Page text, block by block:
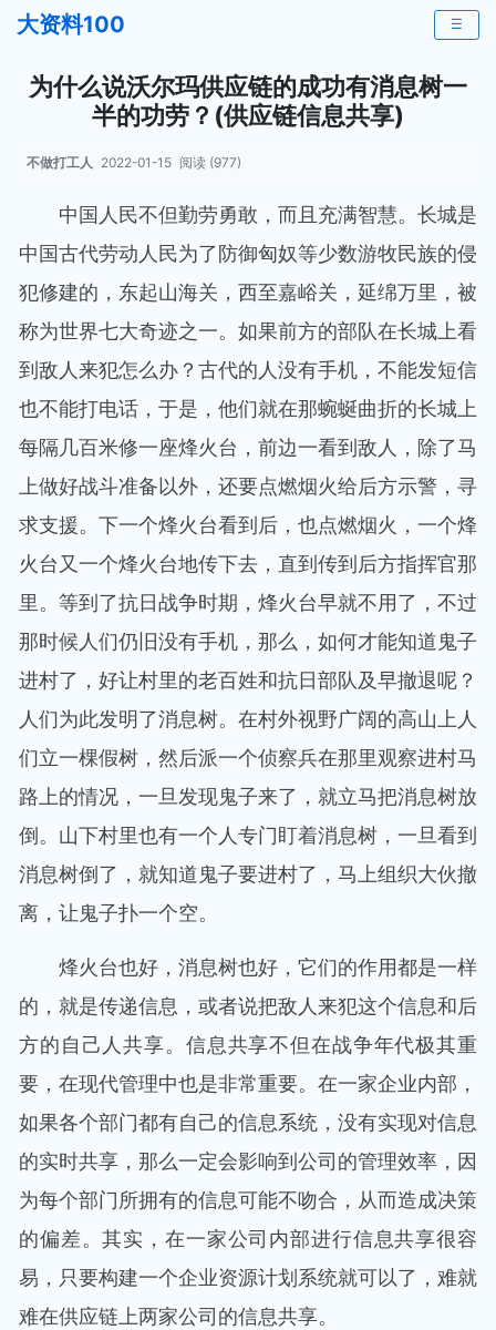
大资料100 ☰
为什么说沃尔玛供应链的成功有消息树一
半的功劳？(供应链信息共享)
不做打工人 2022-01-15 阅读 (977)
中国人民不但勤劳勇敢，而且充满智慧。长城是
中国古代劳动人民为了防御匈奴等少数游牧民族的侵
犯修建的，东起山海关，西至嘉峪关，延绵万里，被
称为世界七大奇迹之一。如果前方的部队在长城上看
到敌人来犯怎么办？古代的人没有手机，不能发短信
也不能打电话，于是，他们就在那蜿蜒曲折的长城上
每隔几百米修一座烽火台，前边一看到敌人，除了马
上做好战斗准备以外，还要点燃烟火给后方示警，寻
求支援。下一个烽火台看到后，也点燃烟火，一个烽
火台又一个烽火台地传下去，直到传到后方指挥官那
里。等到了抗日战争时期，烽火台早就不用了，不过
那时候人们仍旧没有手机，那么，如何才能知道鬼子
进村了，好让村里的老百姓和抗日部队及早撤退呢？
人们为此发明了消息树。在村外视野广阔的高山上人
们立一棵假树，然后派一个侦察兵在那里观察进村马
路上的情况，一旦发现鬼子来了，就立马把消息树放
倒。山下村里也有一个人专门盯着消息树，一旦看到
消息树倒了，就知道鬼子要进村了，马上组织大伙撤
离，让鬼子扑一个空。
烽火台也好，消息树也好，它们的作用都是一样
的，就是传递信息，或者说把敌人来犯这个信息和后
方的自己人共享。信息共享不但在战争年代极其重
要，在现代管理中也是非常重要。在一家企业内部，
如果各个部门都有自己的信息系统，没有实现对信息
的实时共享，那么一定会影响到公司的管理效率，因
为每个部门所拥有的信息可能不吻合，从而造成决策
的偏差。其实，在一家公司内部进行信息共享很容
易，只要构建一个企业资源计划系统就可以了，难就
难在供应链上两家公司的信息共享。